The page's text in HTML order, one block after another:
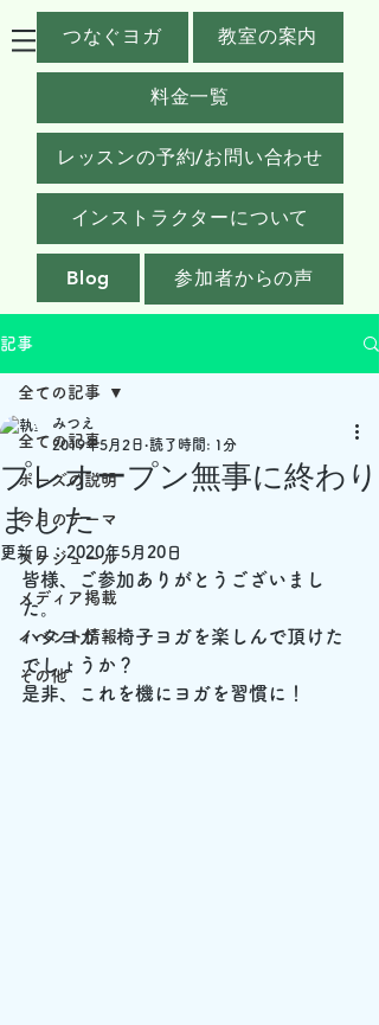
つなぐヨガ 教室の案内
料金一覧
レッスンの予約/お問い合わせ
インストラクターについて
Blog 参加者からの声
記事
全ての記事
ポーズの説明
今月のテーマ
スケジュール
メディア掲載
イベント情報
その他
全ての記事
プレオープン無事に終わり
ました
みつえ
2019年5月2日 読了時間: 1分
更新日：2020年5月20日
皆様、ご参加ありがとうございまし
た。
ハタヨガ・椅子ヨガを楽しんで頂けた
でしょうか？
是非、これを機にヨガを習慣に！